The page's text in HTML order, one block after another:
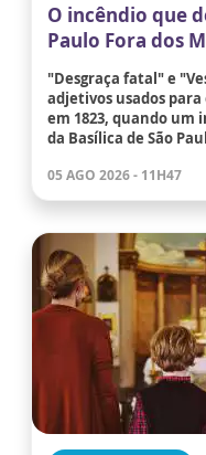
O incêndio que
Paulo Fora dos
"Desgraça fatal" e
adjetivos usados
em 1823, quando
da Basílica de São
05 AGO 2026 - 11H47